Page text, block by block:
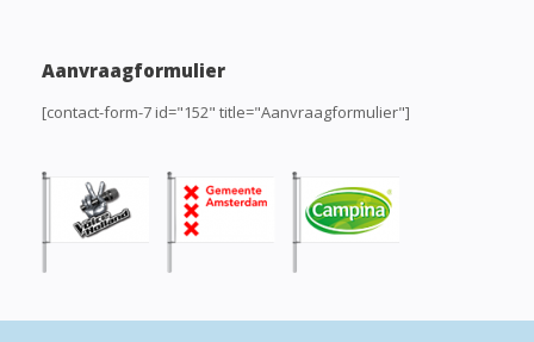
Aanvraagformulier
[contact-form-7 id="152" title="Aanvraagformulier"]